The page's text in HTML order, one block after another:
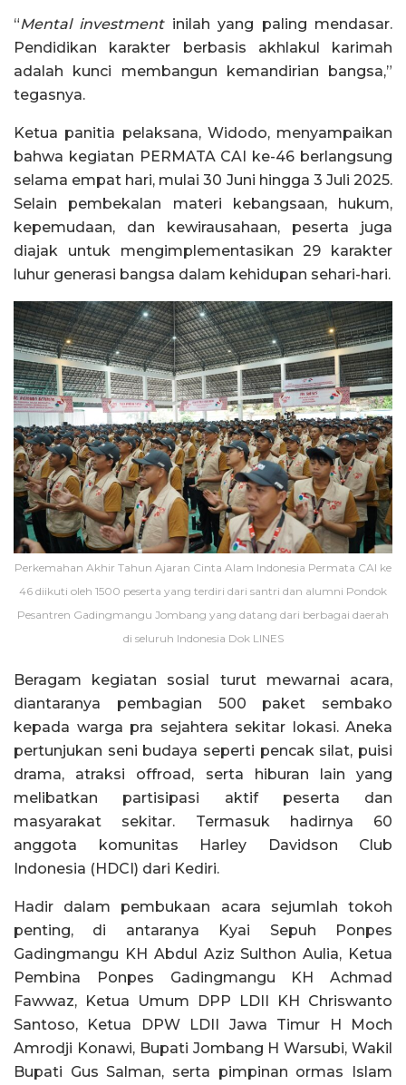
“Mental investmentinilah yang paling mendasar.
Pendidikan karakter berbasis akhlakul karimah
adalah kunci membangun kemandirian bangsa,”
tegasnya.
Ketua panitia pelaksana, Widodo, menyampaikan
bahwa kegiatan PERMATA CAI ke-46 berlangsung
selama empat hari, mulai 30 Juni hingga 3 Juli 2025.
Selain pembekalan materi kebangsaan, hukum,
kepemudaan, dan kewirausahaan, peserta juga
diajak untuk mengimplementasikan 29 karakter
luhur generasi bangsa dalam kehidupan sehari-hari.
Perkemahan Akhir Tahun Ajaran Cinta Alam Indonesia Permata CAI ke
46 diikuti oleh 1500 peserta yang terdiri dari santri dan alumni Pondok
Pesantren Gadingmangu Jombang yang datang dari berbagai daerah
di seluruh Indonesia Dok LINES
Beragam kegiatan sosial turut mewarnai acara,
diantaranya pembagian 500 paket sembako
kepada warga pra sejahtera sekitar lokasi. Aneka
pertunjukan seni budaya seperti pencak silat, puisi
drama, atraksi offroad, serta hiburan lain yang
melibatkan partisipasi aktif peserta dan
masyarakat sekitar. Termasuk hadirnya 60
anggota komunitas Harley Davidson Club
Indonesia (HDCI) dari Kediri.
Hadir dalam pembukaan acara sejumlah tokoh
penting, di antaranya Kyai Sepuh Ponpes
Gadingmangu KH Abdul Aziz Sulthon Aulia, Ketua
Pembina Ponpes Gadingmangu KH Achmad
Fawwaz, Ketua Umum DPP LDII KH Chriswanto
Santoso, Ketua DPW LDII Jawa Timur H Moch
Amrodji Konawi, Bupati Jombang H Warsubi, Wakil
Bupati Gus Salman, serta pimpinan ormas Islam